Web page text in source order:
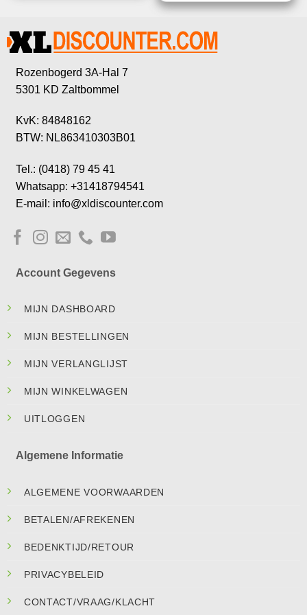
Rozenbogerd 3A-Hal 7
5301 KD Zaltbommel
KvK: 84848162
BTW: NL863410303B01
Tel.: (0418) 79 45 41
Whatsapp: +31418794541
E-mail: info@xldiscounter.com
Account Gegevens
MIJN DASHBOARD
MIJN BESTELLINGEN
MIJN VERLANGLIJST
MIJN WINKELWAGEN
UITLOGGEN
Algemene Informatie
ALGEMENE VOORWAARDEN
BETALEN/AFREKENEN
BEDENKTIJD/RETOUR
PRIVACYBELEID
CONTACT/VRAAG/KLACHT